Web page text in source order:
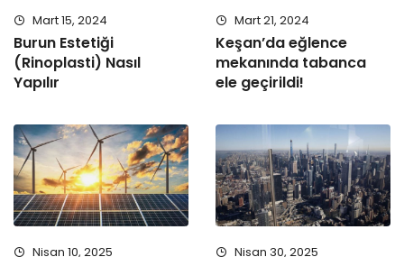
Mart 15, 2024
Burun Estetiği
(Rinoplasti) Nasıl
Yapılır
Mart 21, 2024
Keşan’da eğlence
mekanında tabanca
ele geçirildi!
Nisan 10, 2025 Nisan 30, 2025